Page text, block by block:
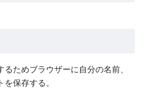
ためブラウザーに自分の名前、
を保存する。